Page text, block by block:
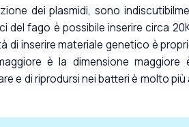
dei plasmidi, sono
del fago è possibile inserire circa
di inserire materiale genetico è
è la dimensione maggiore
e di riprodursi nei batteri è molto più